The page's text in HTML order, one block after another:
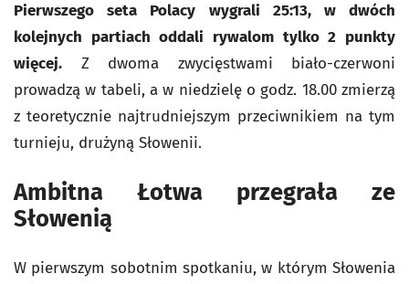
Pierwszego seta Polacy wygrali 25:13, w dwóch
kolejnych partiach oddali rywalom tylko 2 punkty
więcej. Z dwoma zwycięstwami biało-czerwoni
prowadzą w tabeli, a w niedzielę o godz. 18.00 zmierzą
z teoretycznie najtrudniejszym przeciwnikiem na tym
turnieju, drużyną Słowenii.
Ambitna Łotwa przegrała ze
Słowenią
W pierwszym sobotnim spotkaniu, w którym Słowenia